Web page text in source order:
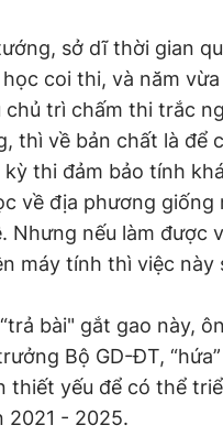
Liên hệ quảng cáo
0908 780 404
cáo RSS Tòa soạn
Ngọc Toàn
trực: Hải Thành
Hiếu Dũng
Việt Hưng
Đức Trung
số 110/GP - BTTTT cấp ngày
thuộc về Báo Thanh Niên.
thức nếu không có sự chấp
Technologies, JSC.
sở dĩ thời gian
coi thi, và năm
chủ trì chấm thi trắc
thì về bản chất là để
kỳ thi đảm bảo tính
về địa phương giống
Nhưng nếu làm được
máy tính thì việc này
bài" gắt gao này,
Bộ GD-ĐT,
thiết yếu để có thể
2021 - 2025.